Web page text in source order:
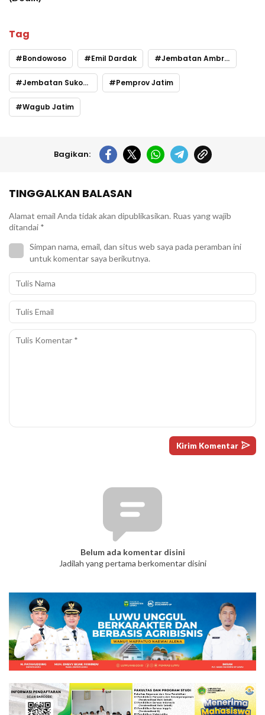
Tag
Bondowoso Emil Dardak Jembatan Ambruk
Jembatan Sukowiryo Pemprov Jatim
Wagub Jatim
Bagikan:
TINGGALKAN BALASAN
Alamat email Anda tidak akan dipublikasikan. Ruas yang wajib
ditandai *
Simpan nama, email, dan situs web saya pada peramban ini
untuk komentar saya berikutnya.
Belum ada komentar disini
Jadilah yang pertama berkomentar disini